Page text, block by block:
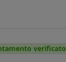
verificato